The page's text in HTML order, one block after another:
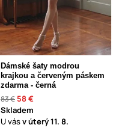
Dámské šaty modrou
krajkou a červeným páskem
zdarma - černá
83 € 58 €
Skladem
U vásv úterý11. 8.